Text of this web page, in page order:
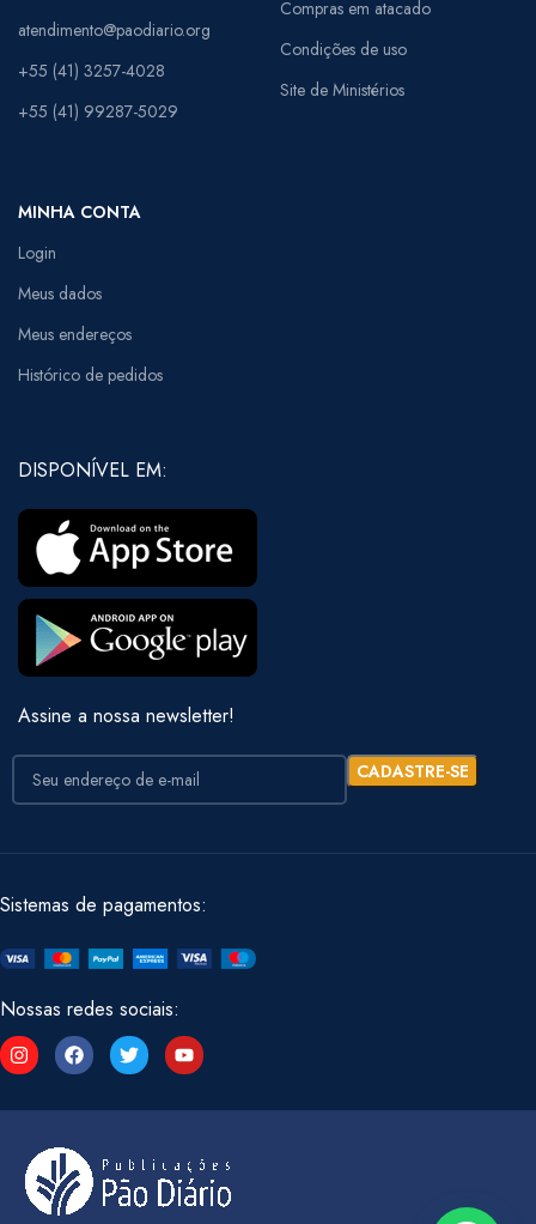
atendimento@paodiario.org
+55 (41) 3257-4028
+55 (41) 99287-5029
Compras em atacado
Condições de uso
Site de Ministérios
MINHA CONTA
Login
Meus dados
Meus endereços
Histórico de pedidos
DISPONÍVEL EM:
Assine a nossa newsletter!
Sistemas de pagamentos:
Nossas redes sociais: